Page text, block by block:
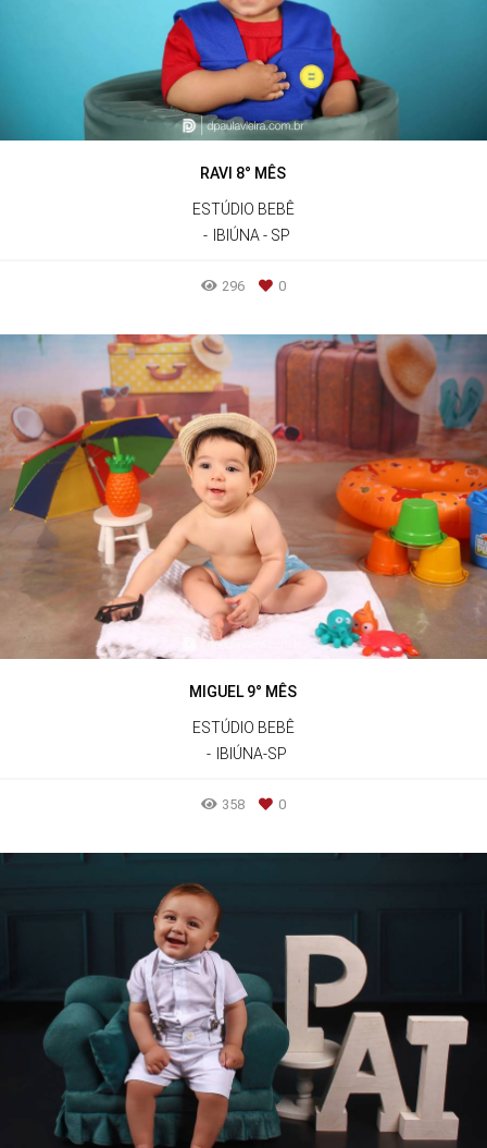
RAVI 8° MÊS
ESTÚDIO BEBÊ
IBIÚNA - SP
296 0
MIGUEL 9° MÊS
ESTÚDIO BEBÊ
IBIÚNA-SP
358 0